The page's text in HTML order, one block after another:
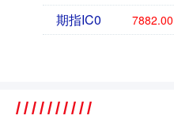
期指IC0 7882.00